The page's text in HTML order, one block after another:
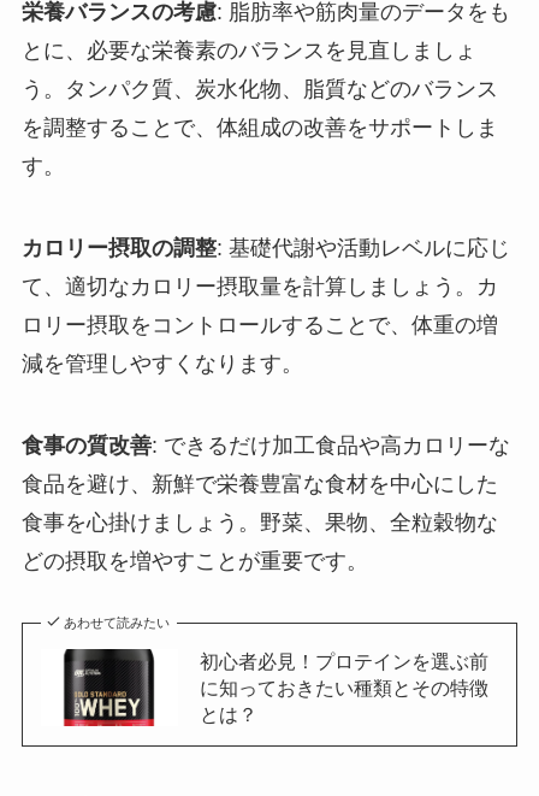
栄養バランスの考慮: 脂肪率や筋肉量のデータをも
とに、必要な栄養素のバランスを見直しましょ
う。タンパク質、炭水化物、脂質などのバランス
を調整することで、体組成の改善をサポートしま
す。
カロリー摂取の調整: 基礎代謝や活動レベルに応じ
て、適切なカロリー摂取量を計算しましょう。カ
ロリー摂取をコントロールすることで、体重の増
減を管理しやすくなります。
食事の質改善: できるだけ加工食品や高カロリーな
食品を避け、新鮮で栄養豊富な食材を中心にした
食事を心掛けましょう。野菜、果物、全粒穀物な
どの摂取を増やすことが重要です。
あわせて読みたい
初心者必見！プロテインを選ぶ前
に知っておきたい種類とその特徴
とは？